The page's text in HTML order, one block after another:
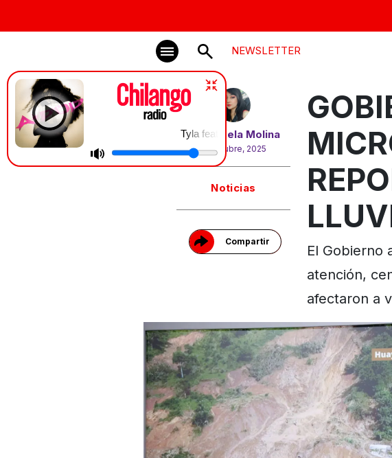
NEWSLETTER
Tyla feat. Zara Larsson | SHE DID IT AGAIN
PorAngela Molina
15 octubre, 2025
Noticias
Compartir
El Gobierno
atención,
afectaron a